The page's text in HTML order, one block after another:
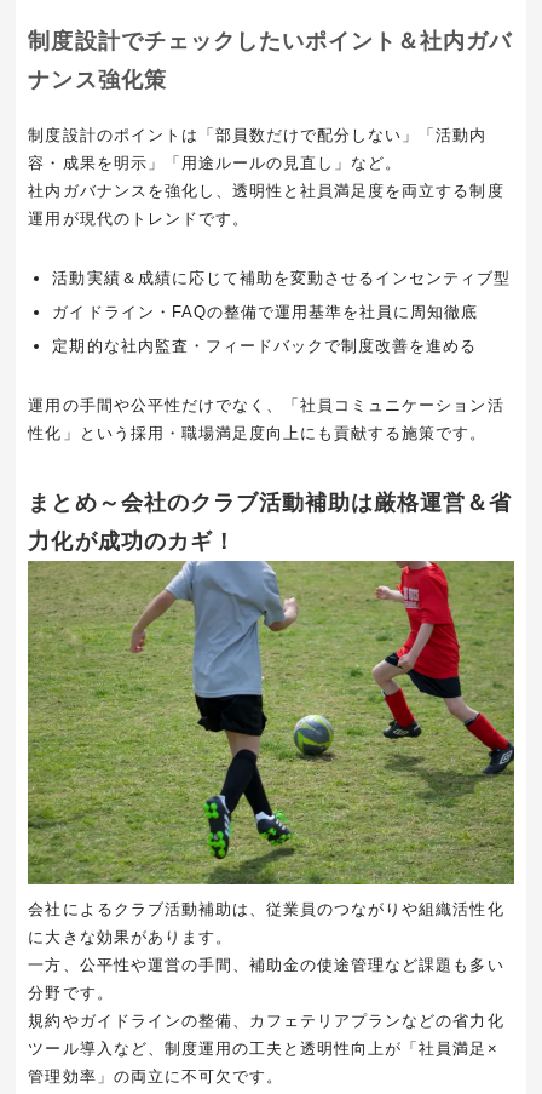
制度設計でチェックしたいポイント＆社内ガバ
ナンス強化策
制度設計のポイントは「部員数だけで配分しない」「活動内
容・成果を明示」「用途ルールの見直し」など。
社内ガバナンスを強化し、透明性と社員満足度を両立する制度
運用が現代のトレンドです。
活動実績＆成績に応じて補助を変動させるインセンティブ型
ガイドライン・FAQの整備で運用基準を社員に周知徹底
定期的な社内監査・フィードバックで制度改善を進める
運用の手間や公平性だけでなく、「社員コミュニケーション活
性化」という採用・職場満足度向上にも貢献する施策です。
まとめ～会社のクラブ活動補助は厳格運営＆省
力化が成功のカギ！
会社によるクラブ活動補助は、従業員のつながりや組織活性化
に大きな効果があります。
一方、公平性や運営の手間、補助金の使途管理など課題も多い
分野です。
規約やガイドラインの整備、カフェテリアプランなどの省力化
ツール導入など、制度運用の工夫と透明性向上が「社員満足×
管理効率」の両立に不可欠です。